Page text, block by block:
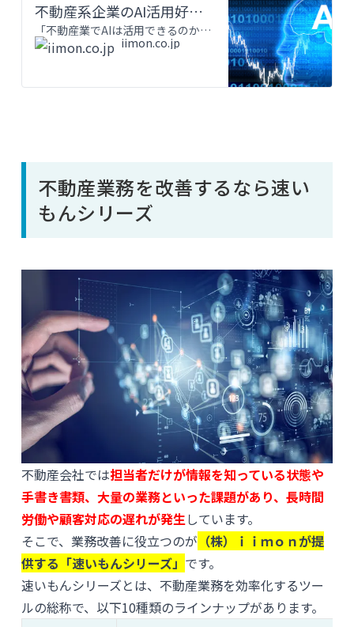
不動産系企業のAI活用好事例6選！業務効率化する秘策も紹介
「不動産業でAIは活用できるのか」「どんな風に活用されているか知りたい」と考えていませんか。AIとは「Artificial Intelligence」の略称で、人工知能という意味をもっています。厚生労
iimon.co.jp
不動産業務を改善するなら速い
もんシリーズ
不動産会社では担当者だけが情報を知っている状態や
手書き書類、大量の業務といった課題があり、長時間
労働や顧客対応の遅れが発生しています。
そこで、業務改善に役立つのが （株）ｉｉｍｏｎが提
供する「速いもんシリーズ」 です。
速いもんシリーズとは、不動産業務を効率化するツー
ルの総称で、以下10種類のラインナップがあります。